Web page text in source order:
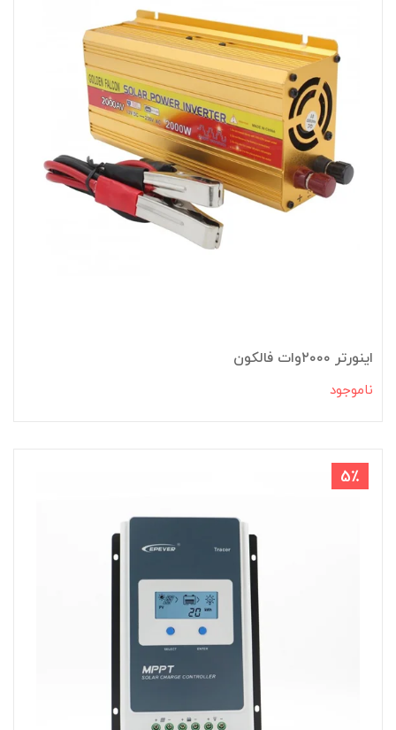
اینورتر ۲۰۰۰وات فالکون
ناموجود
5٪